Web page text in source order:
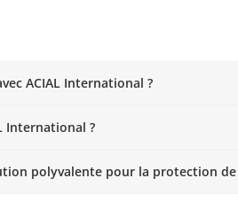
ACIAL International ?
International ?
polyvalente pour la protection de